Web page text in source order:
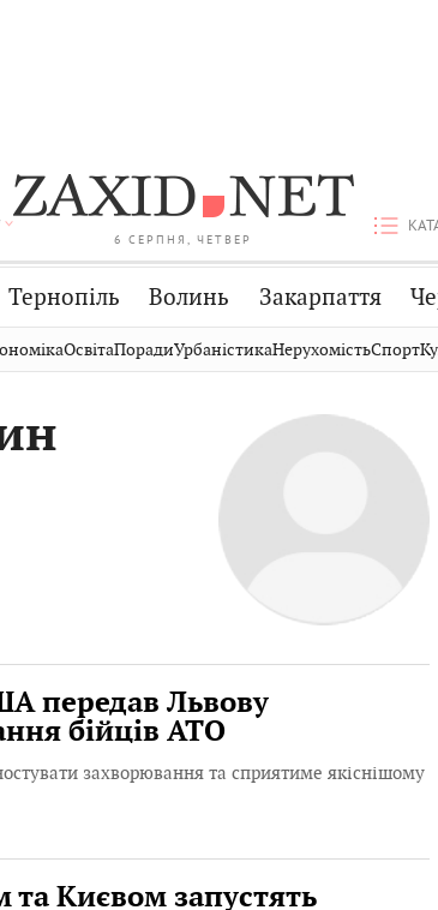
6 СЕРПНЯ, ЧЕТВЕР
Тернопіль Волинь Закарпаття
Стрий
Хмельницький
Публікації Авто
Кіно
Освіта
ОсвітаПорадиУрбаністикаНерухомістьСпорт
передав Львову
бійців АТО
захворювання та сприятиме якіснішому
та Києвом запустять